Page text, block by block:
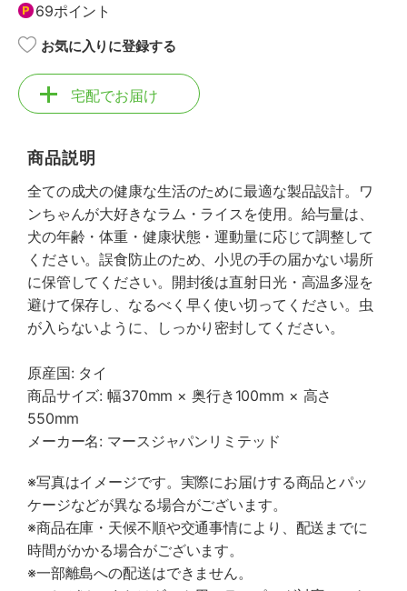
69ポイント
お気に入りに登録する
宅配でお届け
商品説明
全ての成犬の健康な生活のために最適な製品設計。ワ
ンちゃんが大好きなラム・ライスを使用。給与量は、
犬の年齢・体重・健康状態・運動量に応じて調整して
ください。誤食防止のため、小児の手の届かない場所
に保管してください。開封後は直射日光・高温多湿を
避けて保存し、なるべく早く使い切ってください。虫
が入らないように、しっかり密封してください。
原産国: タイ
商品サイズ: 幅370mm × 奥行き100mm × 高さ
550mm
メーカー名: マースジャパンリミテッド
※写真はイメージです。実際にお届けする商品とパッ
ケージなどが異なる場合がございます。
※商品在庫・天候不順や交通事情により、配送までに
時間がかかる場合がございます。
※一部離島への配送はできません。